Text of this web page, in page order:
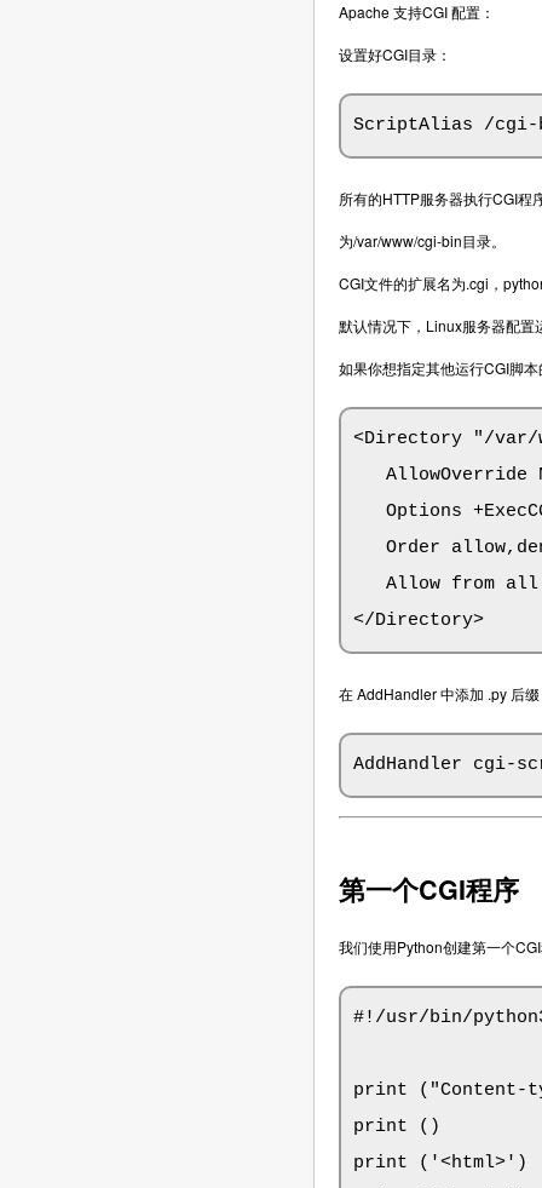
Apache 支持CGI 配置：
设置好CGI目录：
ScriptAlias /cgi-
所有的HTTP服务器执行CGI程
为/var/www/cgi-bin目录。
CGI文件的扩展名为.cgi，
默认情况下，Linux服务器配
如果你想指定其他运行CGI脚
<Directory "/var/
AllowOverride
Options
Order
Allow from all
</Directory>
在 AddHandler 中添加 .py 后
AddHandler cgi-
第一个CGI程序
我们使用Python创建第一个
#!/usr/bin/
print ("Content-
print ()
print ('<html>')